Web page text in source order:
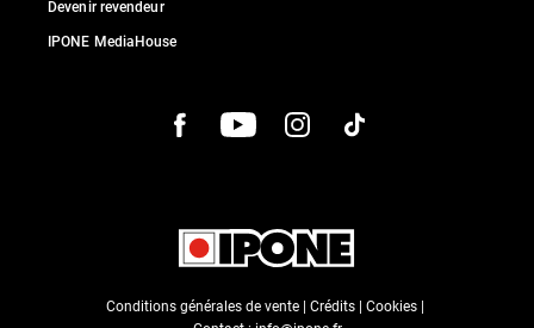
Devenir revendeur
IPONE MediaHouse
Conditions générales de vente Crédits Cookies